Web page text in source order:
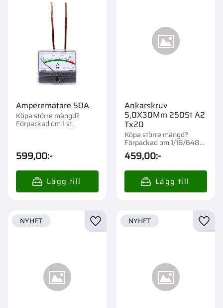
Amperemätare 50A
Köpa större mängd?
Förpackad om 1 st.
599,00:-
Ankarskruv
5,0X30Mm 250St A2
Tx20
Köpa större mängd?
Förpackad om 1/18/648
st.
459,00:-
NYHET Lägg till i favoriter
NYHET